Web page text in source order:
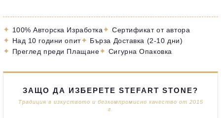
✦ 100% Авторска Изработка✦ Сертификат от автора
✦ Над 10 години опит✦ Бърза Доставка (2-10 дни)
✦ Преглед преди Плащане✦ Сигурна Опаковка
ЗАЩО ДА ИЗБЕРЕТЕ STEFART STONE?
Традиция в изкуството и безкомпромисно качество от 2015
г.